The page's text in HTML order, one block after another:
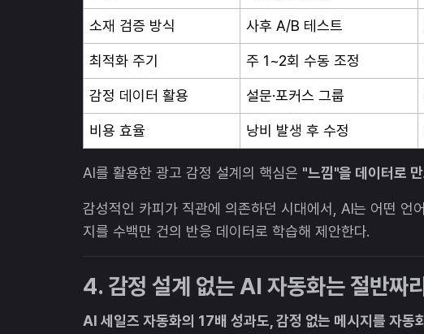
소재 검증 방식 사후 A/B 테스트
최적화 주기 주 1~2회 수동 조정
감정 데이터 활용 설문·포커스 그룹
비용 효율 낭비 발생 후 수정
AI를 활용한 광고 감정 설계의 핵심은 "느낌"을 데이터로
감성적인 카피가 직관에 의존하던 시대에서, AI는 어떤 언
지를 수백만 건의 반응 데이터로 학습해 제안한다.
4. 감정 설계 없는 AI 자동화는 절반짜
AI 세일즈 자동화의 17배 성과도, 감정 없는 메시지를 자동